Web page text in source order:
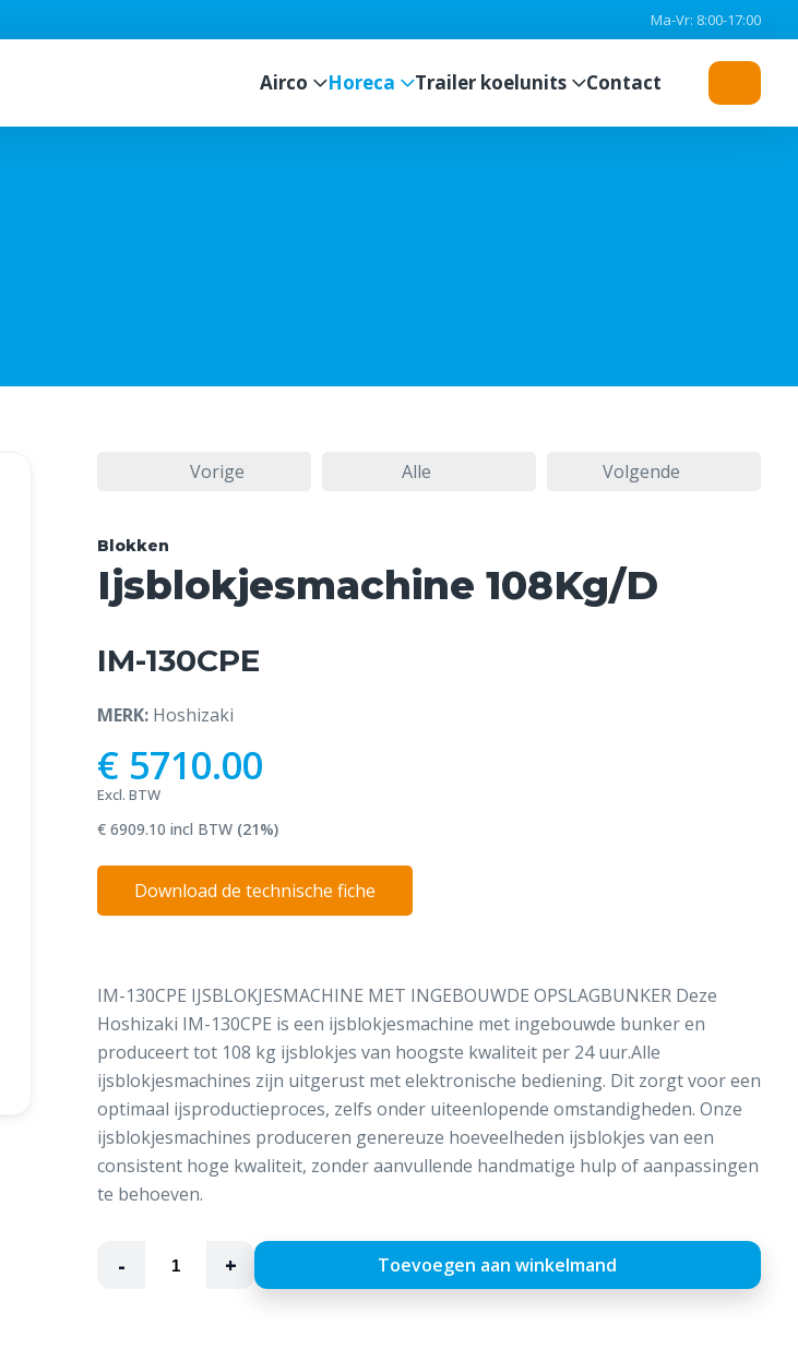
Ma-Vr: 8:00-17:00
Airco Horeca Trailer koelunits Contact
Vorige Alle Volgende
Blokken
Ijsblokjesmachine 108Kg/D
IM-130CPE
MERK: Hoshizaki
€ 5710.00
Excl. BTW
€ 6909.10 incl BTW (21%)
Download de technische fiche
IM-130CPE IJSBLOKJESMACHINE MET INGEBOUWDE OPSLAGBUNKER Deze
Hoshizaki IM-130CPE is een ijsblokjesmachine met ingebouwde bunker en
produceert tot 108 kg ijsblokjes van hoogste kwaliteit per 24 uur.Alle
ijsblokjesmachines zijn uitgerust met elektronische bediening. Dit zorgt voor een
optimaal ijsproductieproces, zelfs onder uiteenlopende omstandigheden. Onze
ijsblokjesmachines produceren genereuze hoeveelheden ijsblokjes van een
consistent hoge kwaliteit, zonder aanvullende handmatige hulp of aanpassingen
te behoeven.
- + Toevoegen aan winkelmand